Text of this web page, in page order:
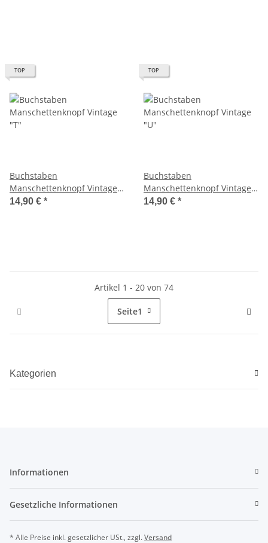
TOP
Buchstaben
Manschettenknopf Vintage
"T"
14,90 € *
TOP
Buchstaben
Manschettenknopf Vintage
"U"
14,90 € *
Artikel 1 - 20 von 74
Seite1
Kategorien
Informationen
Gesetzliche Informationen
* Alle Preise inkl. gesetzlicher USt., zzgl.Versand